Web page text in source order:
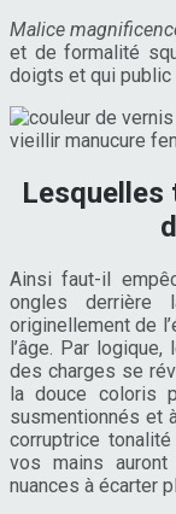
Malice
et de formalité
doigts et qui public
Lesquelles
Ainsi faut-il
ongles derrière
originellement de
l’âge. Par
des charges se
la douce coloris
susmentionnés et
corruptrice
vos mains
nuances à écarter